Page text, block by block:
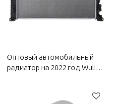
Оптовый автомобильный
радиатор на 2022 год Wuling
тепла и устойчивость к